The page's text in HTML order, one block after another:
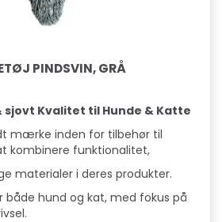
PINDSVIN, GRÅ
sjovt Kvalitet til Hunde & Katte
mærke inden for tilbehør til
kombinere funktionalitet,
materialer i deres produkter.
hund og kat, med fokus på